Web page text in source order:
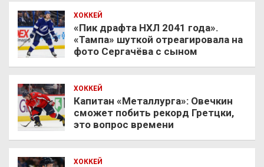
ХОККЕЙ
«Пик драфта НХЛ 2041 года».
«Тампа» шуткой отреагировала на
фото Сергачёва с сыном
ХОККЕЙ
Капитан «Металлурга»: Овечкин
сможет побить рекорд Гретцки,
это вопрос времени
ХОККЕЙ